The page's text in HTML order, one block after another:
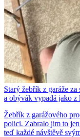
Starý žebřík z garáže
a obývák vypadá jako z
Žebřík z garážového
polici. Zabralo jim to
teď každé návštěvě